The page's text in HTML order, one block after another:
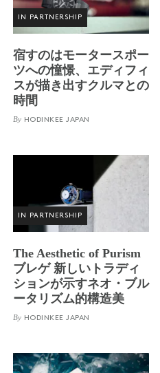
IN PARTNERSHIP
宿すのはモータースポー
ツへの憧憬、エディフィ
スが描き出すクルマとの
時間
By HODINKEE JAPAN
IN PARTNERSHIP
The Aesthetic of Purism
ブレゲ 新しいトラディ
ションが示すネオ・ブル
ータリズム的構造美
By HODINKEE JAPAN